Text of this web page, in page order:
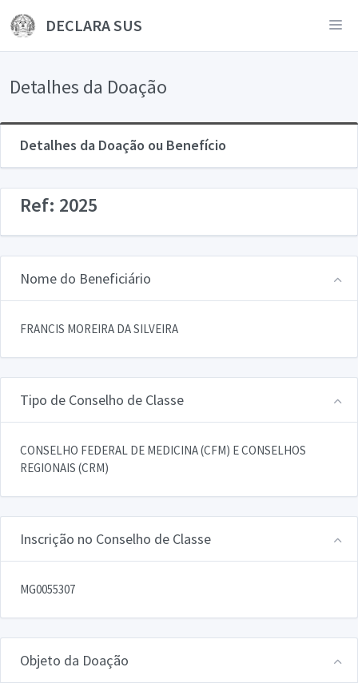
DECLARA SUS
Detalhes da Doação
Detalhes da Doação ou Benefício
Ref: 2025
Nome do Beneficiário
FRANCIS MOREIRA DA SILVEIRA
Tipo de Conselho de Classe
CONSELHO FEDERAL DE MEDICINA (CFM) E CONSELHOS
REGIONAIS (CRM)
Inscrição no Conselho de Classe
MG0055307
Objeto da Doação